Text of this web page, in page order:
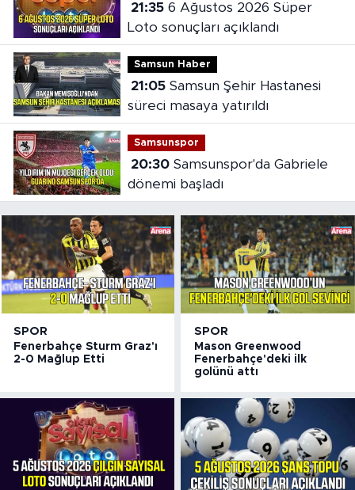
21:356 Ağustos 2026 Süper
Loto sonuçları açıklandı
Samsun Haber
21:05Samsun Şehir Hastanesi
süreci masaya yatırıldı
Samsunspor
20:30Samsunspor'da Gabriele
dönemi başladı
SPOR
Fenerbahçe Sturm Graz'ı
2-0 Mağlup Etti
SPOR
Mason Greenwood
Fenerbahçe'deki ilk
golünü attı